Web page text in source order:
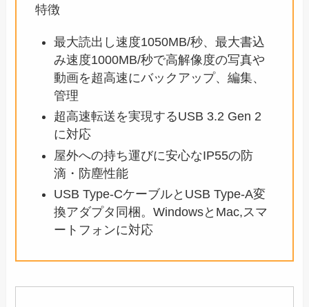
特徴
最大読出し速度1050MB/秒、最大書込
み速度1000MB/秒で高解像度の写真や
動画を超高速にバックアップ、編集、
管理
超高速転送を実現するUSB 3.2 Gen 2
に対応
屋外への持ち運びに安心なIP55の防
滴・防塵性能
USB Type-CケーブルとUSB Type-A変
換アダプタ同梱。WindowsとMac,スマ
ートフォンに対応